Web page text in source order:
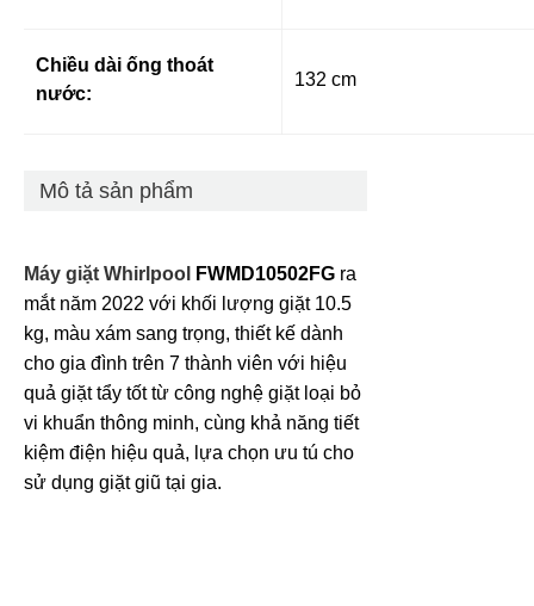
Chiều dài ống thoát
nước:
132 cm
Mô tả sản phẩm
Máy giặt Whirlpool FWMD10502FG ra
mắt năm 2022 với khối lượng giặt 10.5
kg, màu xám sang trọng, thiết kế dành
cho gia đình trên 7 thành viên với hiệu
quả giặt tẩy tốt từ công nghệ giặt loại bỏ
vi khuẩn thông minh, cùng khả năng tiết
kiệm điện hiệu quả, lựa chọn ưu tú cho
sử dụng giặt giũ tại gia.